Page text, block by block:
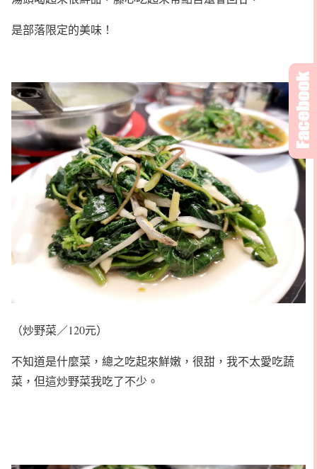
是部落限定的美味！
（炒野菜／120元）
不知道是什麼菜，總之吃起來鮮嫩，很甜，我不太愛吃蔬
菜，但這炒野菜我吃了不少。